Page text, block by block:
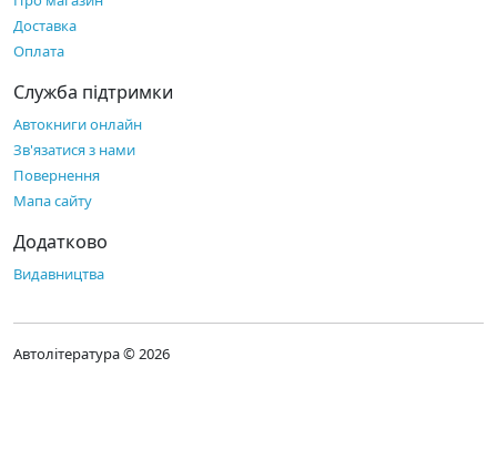
Доставка
Оплата
Служба підтримки
Автокниги онлайн
Зв'язатися з нами
Повернення
Мапа сайту
Додатково
Видавництва
Автолітература © 2026